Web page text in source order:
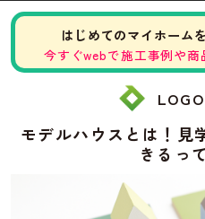
はじめてのマイホーム
今すぐwebで施工事例や
モデルハウスとは！見
きるっ